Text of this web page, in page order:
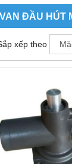
VAN ĐẦU HÚT
xếp theo